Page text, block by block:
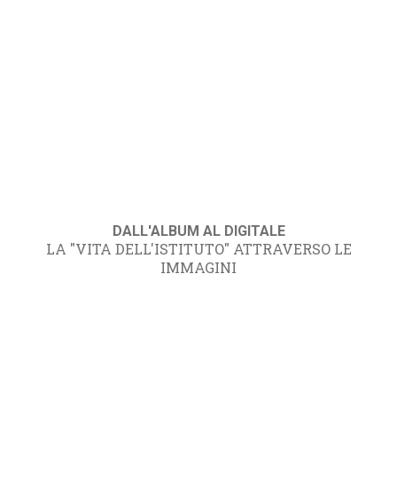
DALL'ALBUM AL DIGITALE
LA "VITA DELL'ISTITUTO" ATTRAVERSO LE
IMMAGINI